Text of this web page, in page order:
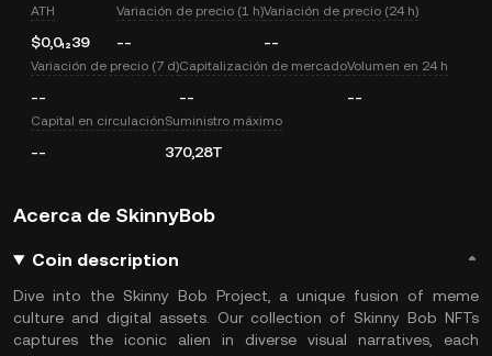
ATH
$0,0₁₂39
Variación de precio (1 h)
--
Variación de precio (24 h)
--
Variación de precio (7 d)
--
Capitalización de mercado
--
Volumen en 24 h
--
Capital en circulación
--
Suministro máximo
370,28T
Acerca de SkinnyBob
Coin description
Dive into the Skinny Bob Project, a unique fusion of meme
culture and digital assets. Our collection of Skinny Bob NFTs
captures the iconic alien in diverse visual narratives, each